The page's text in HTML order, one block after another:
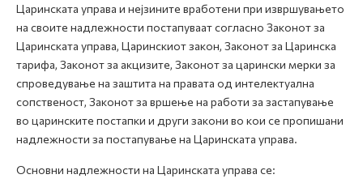
Царинската управа и нејзините вработени при извршувањето
на своите надлежности постапуваат согласно Законот за
Царинската управа, Царинскиот закон, Законот за Царинска
тарифа, Законот за акцизите, Законот за царински мерки за
спроведување на заштита на правата од интелектуална
сопственост, Законот за вршење на работи за застапување
во царинските постапки и други закони во кои се пропишани
надлежности за постапување на Царинската управа.
Основни надлежности на Царинската управа се: